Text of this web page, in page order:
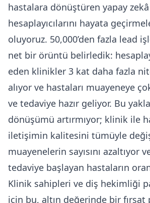
hastalara dönüştüren yapay
hesaplayıcılarını hayata
oluyoruz. 50,000’den fazla lead
net bir örüntü belirledik:
eden klinikler 3 kat daha fazla
alıyor ve hastaları muayeneye
ve tedaviye hazır geliyor. Bu
dönüşümü artırmıyor; klinik ile
iletişimin kalitesini tümüyle
muayenelerin sayısını azaltıyor
tedaviye başlayan hastaların
Klinik sahipleri ve diş hekimliği
için bu, altın değerinde bir fırsat